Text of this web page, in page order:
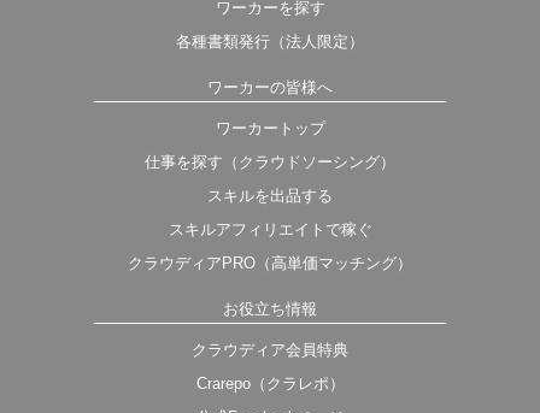
ワーカーを探す
各種書類発行（法人限定）
ワーカーの皆様へ
ワーカートップ
仕事を探す（クラウドソーシング）
スキルを出品する
スキルアフィリエイトで稼ぐ
クラウディアPRO（高単価マッチング）
お役立ち情報
クラウディア会員特典
Crarepo（クラレポ）